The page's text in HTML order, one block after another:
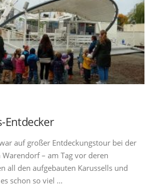
Entdecker
auf großer Entdeckungstour bei der
– am Tag vor deren
all den aufgebauten Karussells und
schon so viel …